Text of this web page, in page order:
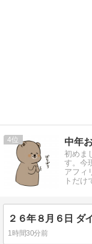
4
初めま
す。今
アフィ
トだけ
1時間30分前